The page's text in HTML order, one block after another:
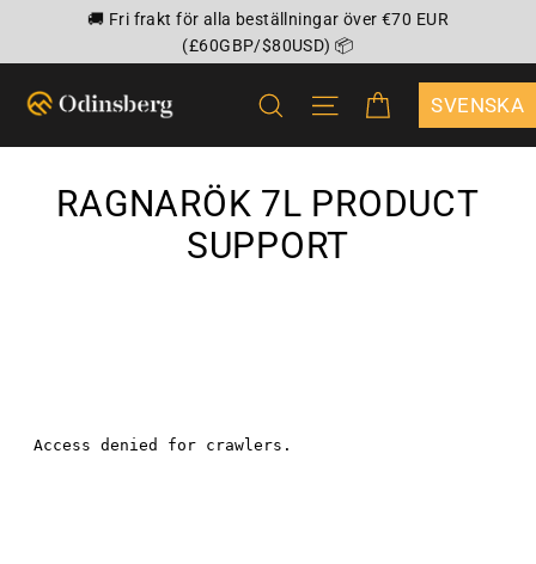
🚚 Fri frakt för alla beställningar över €70 EUR
(£60GBP/$80USD) 📦
SÖK VAGN
RAGNARÖK 7L PRODUCT
SUPPORT